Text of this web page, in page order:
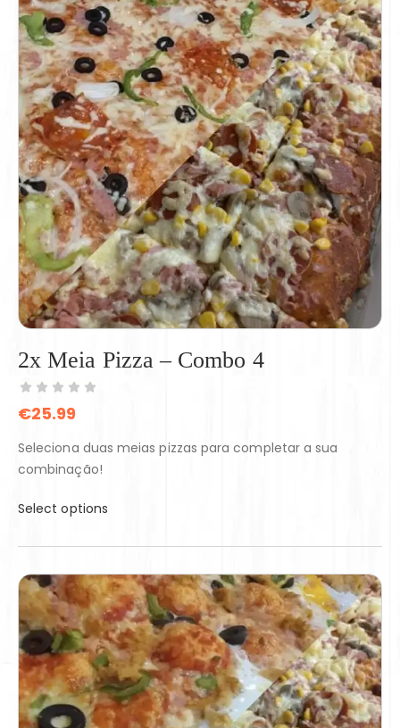
2x Meia Pizza – Combo 4
€25.99
Seleciona duas meias pizzas para completar a sua
combinação!
Select options